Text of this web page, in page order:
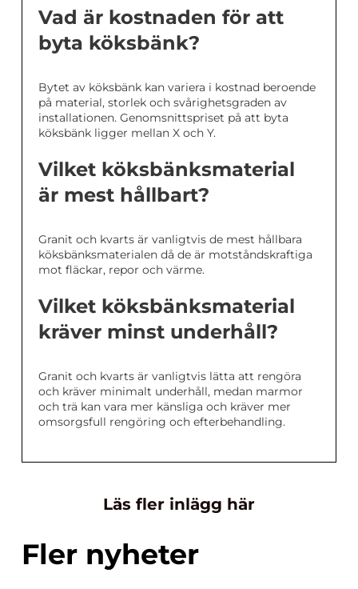
Vad är kostnaden för att
byta köksbänk?
Bytet av köksbänk kan variera i kostnad beroende
på material, storlek och svårighetsgraden av
installationen. Genomsnittspriset på att byta
köksbänk ligger mellan X och Y.
Vilket köksbänksmaterial
är mest hållbart?
Granit och kvarts är vanligtvis de mest hållbara
köksbänksmaterialen då de är motståndskraftiga
mot fläckar, repor och värme.
Vilket köksbänksmaterial
kräver minst underhåll?
Granit och kvarts är vanligtvis lätta att rengöra
och kräver minimalt underhåll, medan marmor
och trä kan vara mer känsliga och kräver mer
omsorgsfull rengöring och efterbehandling.
Läs fler inlägg här
Fler nyheter